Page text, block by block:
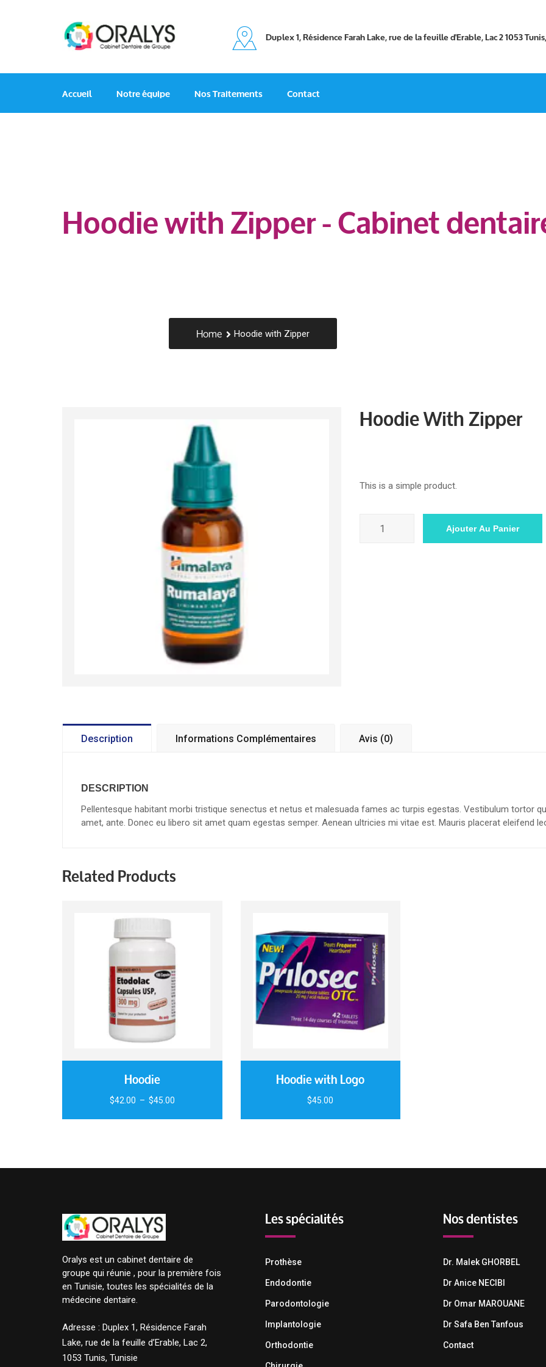
Duplex 1, Résidence Farah Lake, rue de la feuille d'Erable, Lac 2 1053
Accueil Notre équipe Nos Traitements Contact
Hoodie with Zipper - Cabinet
Home Hoodie with Zipper
Hoodie With Zipper
This is a simple product.
Ajouter Au Panier
Description Informations Complémentaires Avis (0)
DESCRIPTION
Pellentesque habitant morbi tristique senectus et netus et malesuada fames ac turpis egestas. Vestibulum tortor
amet, ante. Donec eu libero sit amet quam egestas semper. Aenean ultricies mi vitae est. Mauris placerat eleifend
Related Products
Quick View
Hoodie
$42.00 – $45.00Plage
Hoodie with Logo
$45.00
Oralys est un cabinet dentaire de
groupe qui réunie , pour la première fois
en Tunisie, toutes les spécialités de la
médecine dentaire.
Adresse : Duplex 1, Résidence Farah
Lake, rue de la feuille d’Erable, Lac 2,
1053 Tunis, Tunisie
Les spécialités
Prothèse
Endodontie
Parodontologie
Implantologie
Orthodontie
Nos dentistes
Dr. Malek GHORBEL
Dr Anice NECIBI
Dr Omar MAROUANE
Dr Safa Ben Tanfous
Contact